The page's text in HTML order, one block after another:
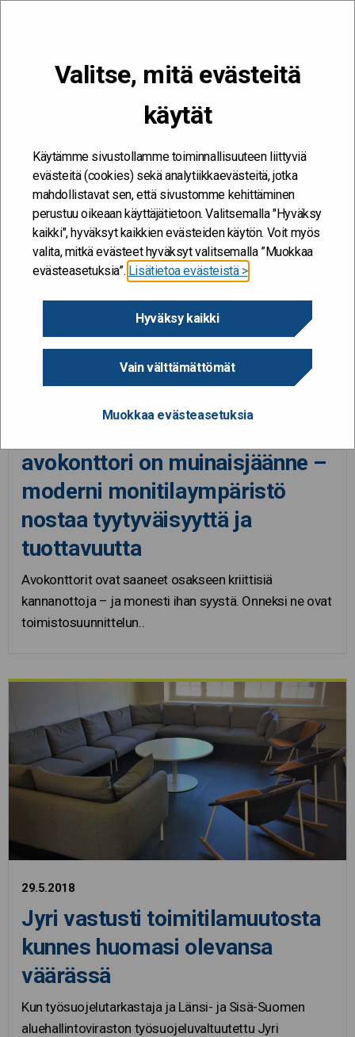
Valitse, mitä evästeitä
käytät
Käytämme sivustollamme toiminnallisuuteen liittyviä
evästeitä (cookies) sekä analytiikkaevästeitä, jotka
mahdollistavat sen, että sivustomme kehittäminen
perustuu oikeaan käyttäjätietoon. Valitsemalla "Hyväksy
kaikki", hyväksyt kaikkien evästeiden käytön. Voit myös
valita, mitkä evästeet hyväksyt valitsemalla ”Muokkaa
evästeasetuksia”. Lisätietoa evästeistä >
Hyväksy kaikki
Vain välttämättömät
Muokkaa evästeasetuksia
Kehitän ja kehityn #töissäSuomelle
Senaatti-kiinteistö
Senaatti-kiinteistö
avokonttori on muinaisjäänne –
moderni monitilaympäristö
nostaa tyytyväisyyttä ja
tuottavuutta
Avokonttorit ovat saaneet osakseen kriittisiä
kannanottoja – ja monesti ihan syystä. Onneksi ne ovat
toimistosuunnittelun..
29.5.2018
Jyri vastusti toimitilamuutosta
kunnes huomasi olevansa
väärässä
Kun työsuojelutarkastaja ja Länsi- ja Sisä-Suomen
aluehallintoviraston työsuojeluvaltuutettu Jyri